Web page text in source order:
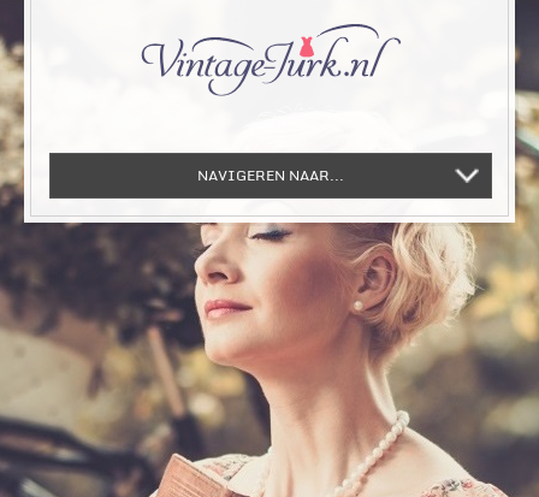
NAVIGEREN NAAR...